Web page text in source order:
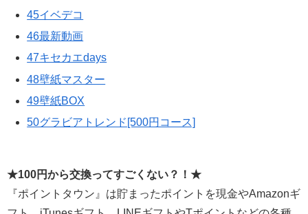
45イベデコ
46最新動画
47キセカエdays
48壁紙マスター
49壁紙BOX
50グラビアトレンド[500円コース]
★100円から交換ってすごくない？！★
『ポイントタウン』は貯まったポイントを現金やAmazonギ